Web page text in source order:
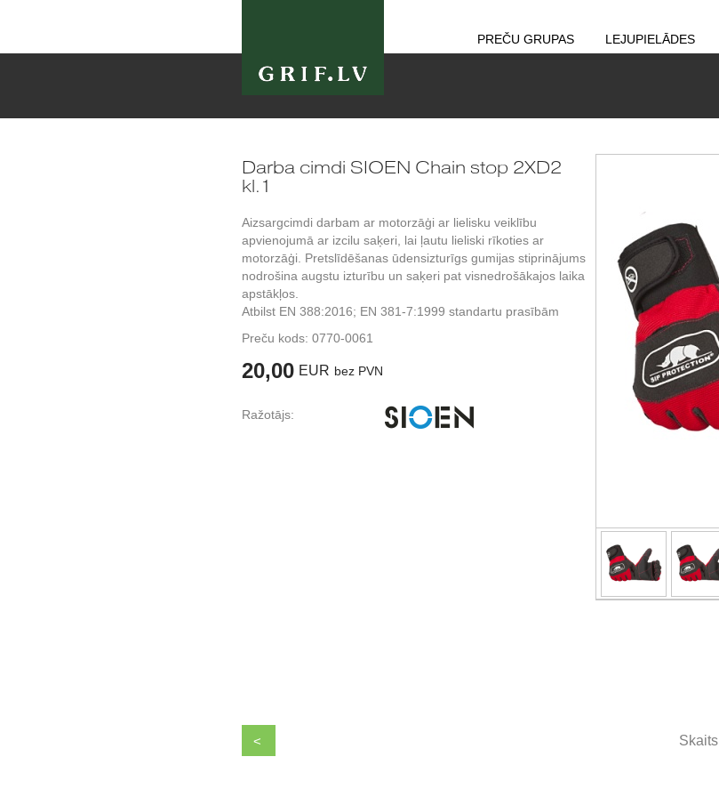
PREČU GRUPAS LEJUPIELĀDES
Darba cimdi SIOEN Chain stop 2XD2
kl.1
Aizsargcimdi darbam ar motorzāģi ar lielisku veiklību
apvienojumā ar izcilu saķeri, lai ļautu lieliski rīkoties ar
motorzāģi. Pretslīdēšanas ūdensizturīgs gumijas stiprinājums
nodrošina augstu izturību un saķeri pat visnedrošākajos laika
apstākļos.
Atbilst EN 388:2016; EN 381-7:1999 standartu prasībām
Preču kods: 0770-0061
20,00 EUR bez PVN
Ražotājs:
< Skaits